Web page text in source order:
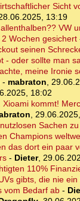
Sicht
13:19
VW
Wochen gesichert
seinen
- oder sollte man
meine Ironie
- mabraton,
18:02
kommt!
,
Sachen
Champions
das dort ein paar
- Dieter,
110%
gibts, die nie
vom Bedarf ab-